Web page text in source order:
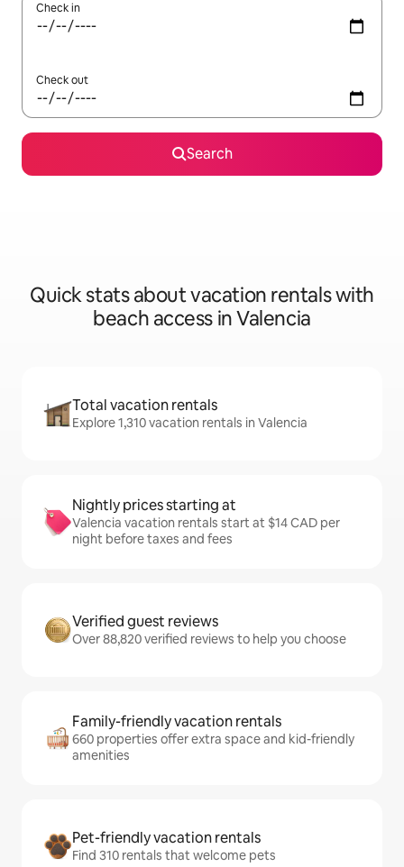
Check in
Check out
Search
Quick stats about vacation rentals with
beach access in Valencia
Total vacation rentals
Explore 1,310 vacation rentals in Valencia
Nightly prices starting at
Valencia vacation rentals start at $14 CAD per
night before taxes and fees
Verified guest reviews
Over 88,820 verified reviews to help you choose
Family-friendly vacation rentals
660 properties offer extra space and kid-friendly
amenities
Pet-friendly vacation rentals
Find 310 rentals that welcome pets